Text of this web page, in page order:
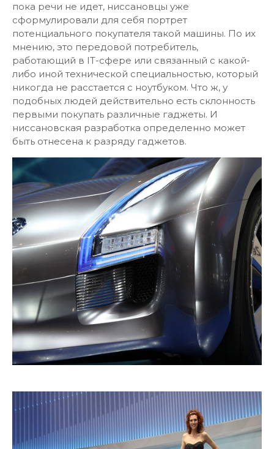
пока речи не идет, ниссановцы уже
сформулировали для себя портрет
потенциального покупателя такой машины. По их
мнению, это передовой потребитель,
работающий в IT-сфере или связанный с какой-
либо иной технической специальностью, который
никогда не расстается с ноутбуком. Что ж, у
подобных людей действительно есть склонность
первыми покупать различные гаджеты. И
ниссановская разработка определенно может
быть отнесена к разряду гаджетов.